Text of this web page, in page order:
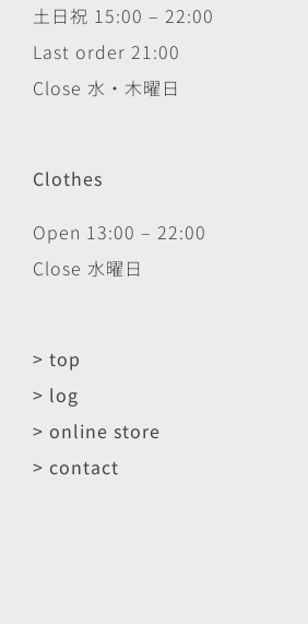
土日祝 15:00 – 22:00
Last order 21:00
Close 水・木曜日
Clothes
Open 13:00 – 22:00
Close 水曜日
> top
> log
> online store
> contact